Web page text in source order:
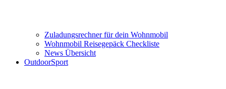
Zuladungsrechner für dein Wohnmobil
Wohnmobil Reisegepäck Checkliste
News Übersicht
OutdoorSport